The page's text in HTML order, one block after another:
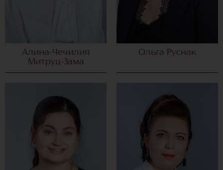
Алина-Чечилия
Митруц-Зама
Ольга Руснак